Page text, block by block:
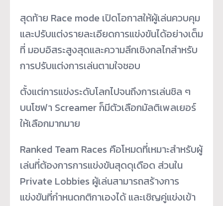
สุดท้าย Race mode เปิดโอกาสให้ผู้เล่นควบคุม
และปรับแต่งรายละเอียดการแข่งขันได้อย่างเต็ม
ที่ มอบอิสระสูงสุดและความลึกเชิงกลไกสำหรับ
การปรับแต่งการเล่นตามใจชอบ
ตั้งแต่การแข่งระดับโลกไปจนถึงการเล่นชิล ๆ
บนโซฟา Screamer ก็มีตัวเลือกมัลติเพลเยอร์
ให้เลือกมากมาย
Ranked Team Races คือโหมดที่เหมาะสำหรับผู้
เล่นที่ต้องการการแข่งขันสุดดุเดือด ส่วนใน
Private Lobbies ผู้เล่นสามารถสร้างการ
แข่งขันที่กำหนดกติกาเองได้ และเชิญคู่แข่งเข้า